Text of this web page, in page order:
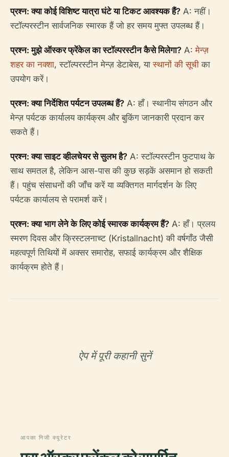
प्रश्न: क्या कोई विशिष्ट यात्रा घंटे या टिकट आवश्यक हैं? A: नहीं।
स्टॉल्परस्टीन सार्वजनिक स्मारक हैं जो हर समय मुफ्त उपलब्ध हैं।
प्रश्न: मुझे ऑस्कर फ्रेंकेल का स्टॉल्परस्टीन कैसे मिलेगा? A:मेन्ज़
शहर का नक्शा, स्टॉल्परस्टीन मेन्ज़ डेटाबेस, यास्थानों की सूची का
उपयोग करें।
प्रश्न: क्या निर्देशित पर्यटन उपलब्ध हैं? A: हाँ। स्थानीय संगठन और
मेन्ज़ पर्यटक कार्यालय कार्यक्रम और बुकिंग जानकारी प्रदान कर
सकते हैं।
प्रश्न: क्या साइट व्हीलचेयर से सुलभ है? A: स्टॉल्परस्टीन फुटपाथ के
साथ समतल है, लेकिन आस-पास की कुछ सड़कें असमान हो सकती
हैं। पहुंच संसाधनों की जाँच करें या व्यक्तिगत मार्गदर्शन के लिए
पर्यटक कार्यालय से परामर्श करें।
प्रश्न: क्या भाग लेने के लिए कोई स्मारक कार्यक्रम हैं? A: हाँ। प्रलय
स्मरण दिवस और क्रिस्टलनाच्ट (Kristallnacht) की वर्षगाँठ जैसी
महत्वपूर्ण तिथियों में अक्सर समारोह, सफाई कार्यक्रम और शैक्षिक
कार्यक्रम होते हैं।
ऐप में पूरी कहानी सुनें
आपका निजी क्यूरेटर